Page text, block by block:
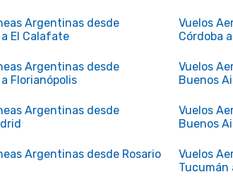
Argentinas desde
El Calafate
Vuelos
Córdoba
Argentinas desde
Florianópolis
Vuelos
Buenos
Argentinas desde
Vuelos
Buenos
Argentinas desde Rosario
Vuelos
Tucumán